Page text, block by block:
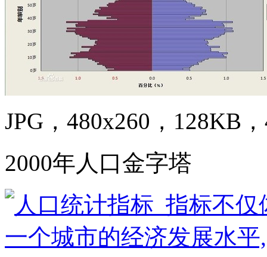
JPG，480x260，128KB
2000年人口金字塔